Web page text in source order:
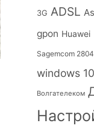
3G ADSL
gpon Huawei
Sagemcom 2804
windows 10
Волгателеком